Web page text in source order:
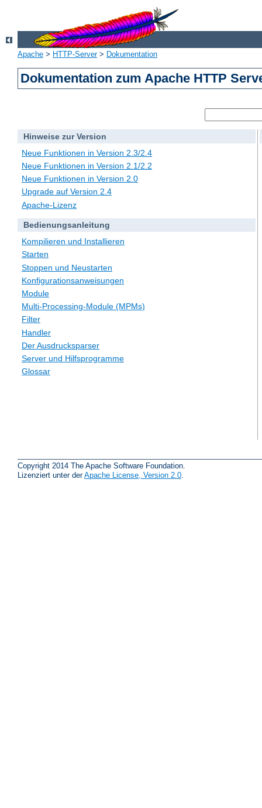
Apache > HTTP-Server> Dokumentation
Dokumentation zum Apache HTTP
Hinweise zur Version
Neue Funktionen in Version 2.3/2.4
Neue Funktionen in Version 2.1/2.2
Neue Funktionen in Version 2.0
Upgrade auf Version 2.4
Apache-Lizenz
Bedienungsanleitung
Kompilieren und Installieren
Starten
Stoppen und Neustarten
Konfigurationsanweisungen
Module
Multi-Processing-Module (MPMs)
Filter
Handler
Der Ausdrucksparser
Server und Hilfsprogramme
Glossar
Copyright 2014 The Apache Software Foundation.
Lizenziert unter derApache License, Version 2.0